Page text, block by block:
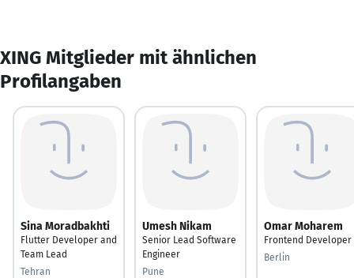
XING Mitglieder mit ähnlichen
Profilangaben
Sina Moradbakhti
Flutter Developer and
Team Lead
Tehran
Umesh Nikam
Senior Lead Software
Engineer
Pune
Omar Moharem
Frontend Developer
Berlin